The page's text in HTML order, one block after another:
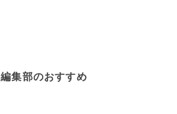
編集部のおすすめ